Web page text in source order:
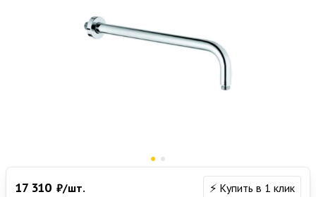
17 310 ₽/шт. ⚡ Купить в 1 клик